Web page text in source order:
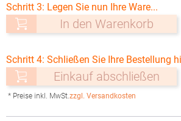
Schritt 3: Legen Sie nun Ihre Ware...
In den Warenkorb
Schritt 4: Schließen Sie Ihre Bestellung
Einkauf abschließen
* Preise inkl. MwSt.zzgl. Versandkosten